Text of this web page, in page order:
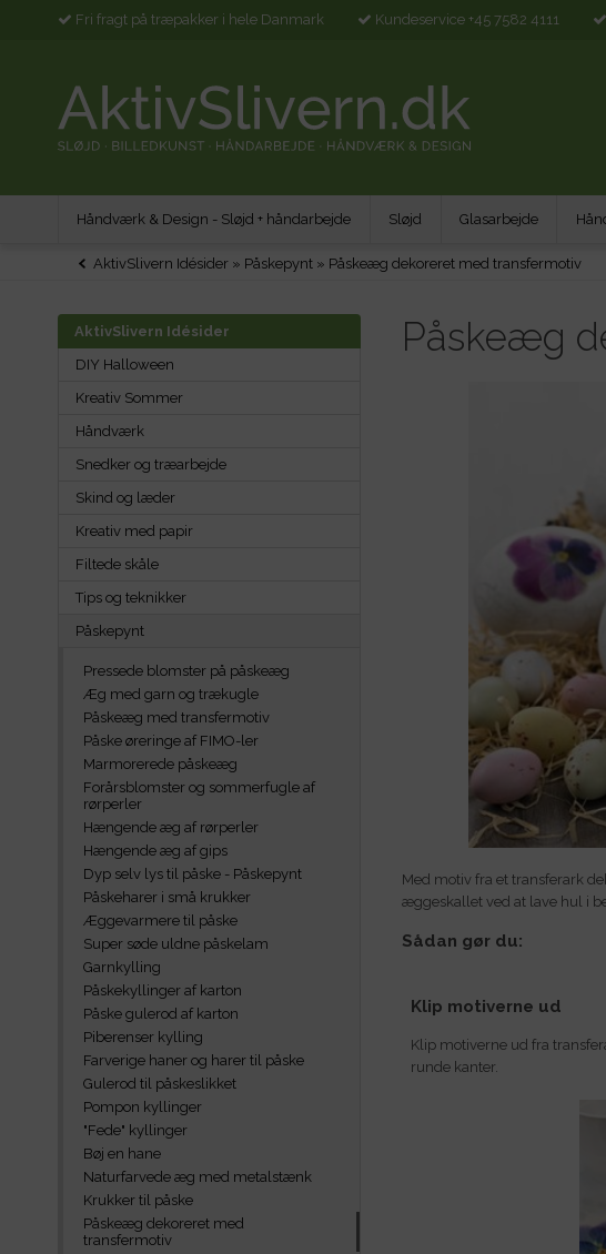
Fri fragt på træpakker i hele Danmark Kundeservice +45 7582 4111
Håndværk & Design - Sløjd + håndarbejde Sløjd Glasarbejde
AktivSlivern Idésider » Påskepynt » Påskeæg dekoreret med transfermotiv
AktivSlivern Idésider
DIY Halloween
Kreativ Sommer
Håndværk
Snedker og træarbejde
Skind og læder
Kreativ med papir
Filtede skåle
Tips og teknikker
Påskepynt
Pressede blomster på påskeæg
Æg med garn og trækugle
Påskeæg med transfermotiv
Påske øreringe af FIMO-ler
Marmorerede påskeæg
Forårsblomster og sommerfugle af
rørperler
Hængende æg af rørperler
Hængende æg af gips
Dyp selv lys til påske - Påskepynt
Påskeharer i små krukker
Æggevarmere til påske
Super søde uldne påskelam
Garnkylling
Påskekyllinger af karton
Påske gulerod af karton
Piberenser kylling
Farverige haner og harer til påske
Gulerod til påskeslikket
Pompon kyllinger
"Fede" kyllinger
Bøj en hane
Naturfarvede æg med metalstænk
Krukker til påske
Påskeæg dekoreret med
transfermotiv
Påskeæg
Med motiv fra et transferark
æggeskallet ved at lave hul i
Sådan gør du:
Klip motiverne ud
Klip motiverne ud fra
runde kanter.